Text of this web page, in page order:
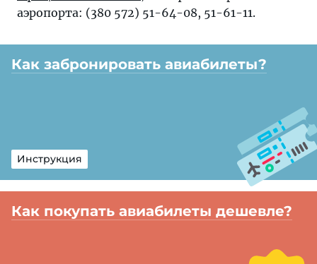
аэропорта: (380 572) 51-64-08, 51-61-11.
Как забронировать авиабилеты?
Инструкция
Как покупать авиабилеты дешевле?